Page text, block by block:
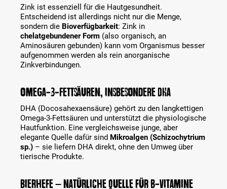
Zink ist essenziell für die Hautgesundheit.
Entscheidend ist allerdings nicht nur die Menge,
sondern die Bioverfügbarkeit: Zink in
chelatgebundener Form (also organisch, an
Aminosäuren gebunden) kann vom Organismus besser
aufgenommen werden als rein anorganische
Zinkverbindungen.
Omega-3-Fettsäuren, insbesondere DHA
DHA (Docosahexaensäure) gehört zu den langkettigen
Omega-3-Fettsäuren und unterstützt die physiologische
Hautfunktion. Eine vergleichsweise junge, aber
elegante Quelle dafür sind Mikroalgen (Schizochytrium
sp.) – sie liefern DHA direkt, ohne den Umweg über
tierische Produkte.
Bierhefe – natürliche Quelle für B-Vitamine